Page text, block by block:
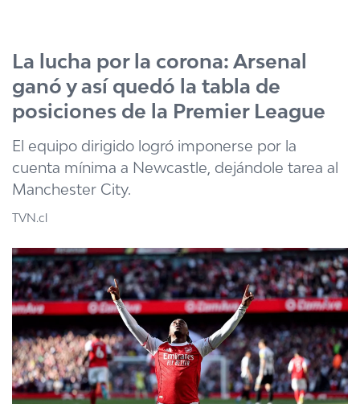
La lucha por la corona: Arsenal
ganó y así quedó la tabla de
posiciones de la Premier League
El equipo dirigido logró imponerse por la
cuenta mínima a Newcastle, dejándole tarea al
Manchester City.
TVN.cl